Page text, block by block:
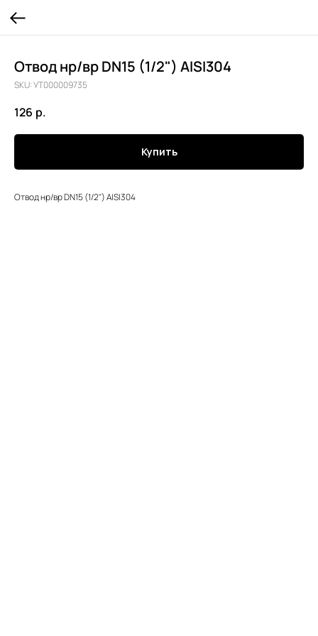
Отвод нр/вр DN15 (1/2") AISI304
SKU:УТ000009735
126 р.
Купить
Отвод нр/вр DN15 (1/2") AISI304